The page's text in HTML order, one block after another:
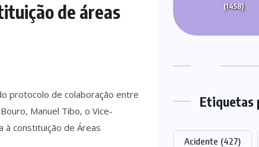
de áreas
protocolo de colaboração entre
Manuel Tibo, o Vice-
à constituição de Áreas
(1458)
Etiquetas
Acidente (427)